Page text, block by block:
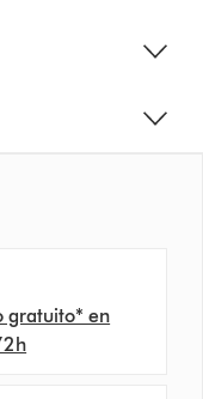
gratuito* en